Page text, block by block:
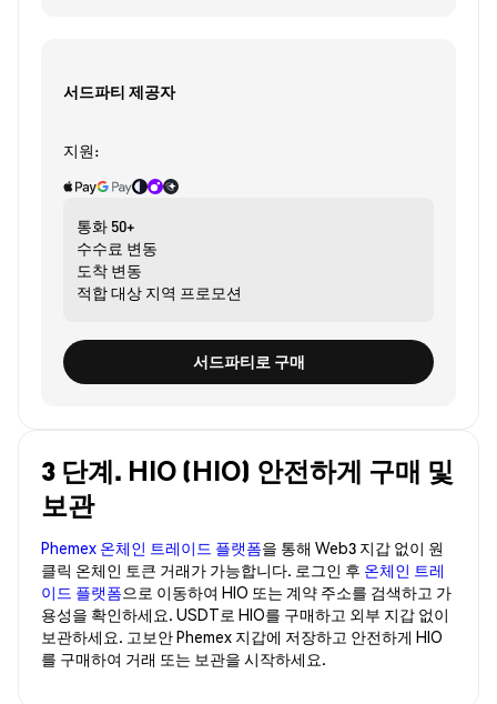
서드파티 제공자
지원:
통화 50+
수수료 변동
도착 변동
적합 대상 지역 프로모션
서드파티로 구매
3 단계. HIO (HIO) 안전하게 구매 및
보관
Phemex 온체인 트레이드 플랫폼을 통해 Web3 지갑 없이 원
클릭 온체인 토큰 거래가 가능합니다. 로그인 후 온체인 트레
이드 플랫폼으로 이동하여 HIO 또는 계약 주소를 검색하고 가
용성을 확인하세요. USDT로 HIO를 구매하고 외부 지갑 없이
보관하세요. 고보안 Phemex 지갑에 저장하고 안전하게 HIO
를 구매하여 거래 또는 보관을 시작하세요.